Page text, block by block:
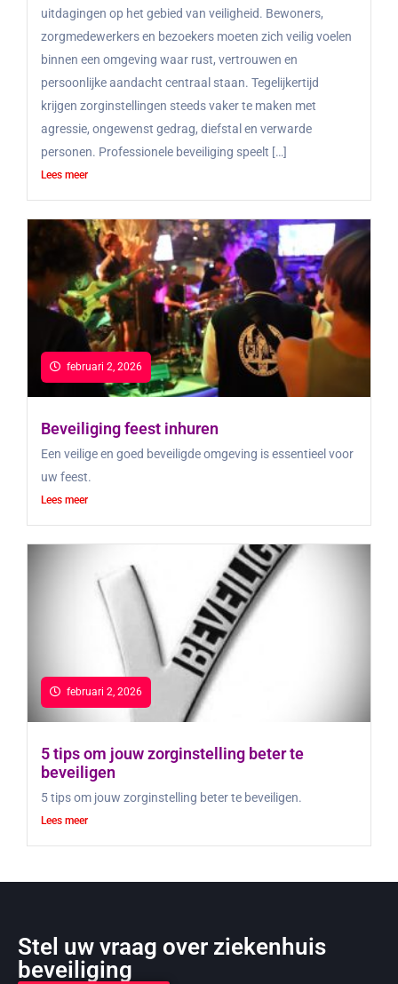
uitdagingen op het gebied van veiligheid. Bewoners,
zorgmedewerkers en bezoekers moeten zich veilig voelen
binnen een omgeving waar rust, vertrouwen en
persoonlijke aandacht centraal staan. Tegelijkertijd
krijgen zorginstellingen steeds vaker te maken met
agressie, ongewenst gedrag, diefstal en verwarde
personen. Professionele beveiliging speelt […]
Lees meer
Beveiliging feest inhuren
februari 2, 2026
Een veilige en goed beveiligde omgeving is essentieel voor
uw feest.
Lees meer
5 tips om jouw zorginstelling beter te
beveiligen
februari 2, 2026
5 tips om jouw zorginstelling beter te beveiligen.
Lees meer
Stel uw vraag over ziekenhuis
beveiliging